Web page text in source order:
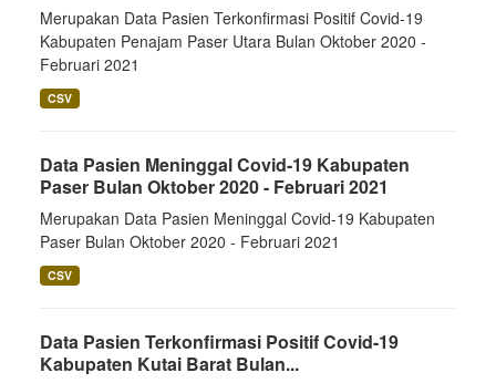
Merupakan Data Pasien Terkonfirmasi Positif Covid-19
Kabupaten Penajam Paser Utara Bulan Oktober 2020 -
Februari 2021
CSV
Data Pasien Meninggal Covid-19 Kabupaten
Paser Bulan Oktober 2020 - Februari 2021
Merupakan Data Pasien Meninggal Covid-19 Kabupaten
Paser Bulan Oktober 2020 - Februari 2021
CSV
Data Pasien Terkonfirmasi Positif Covid-19
Kabupaten Kutai Barat Bulan...